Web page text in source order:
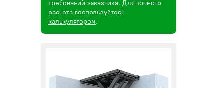
требований заказчика. Для точного
расчета воспользуйтесь
калькулятором.